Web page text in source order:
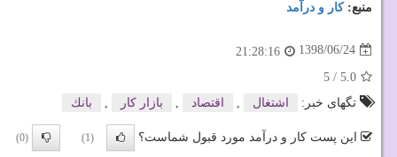
منبع:كار و درآمد
1398/06/24
21:28:16
5.0
/
5
تگهای خبر:
اشتغال اقتصاد بازار كار بانك
این پست کار و درآمد مورد قبول شماست؟ (1)
(0)